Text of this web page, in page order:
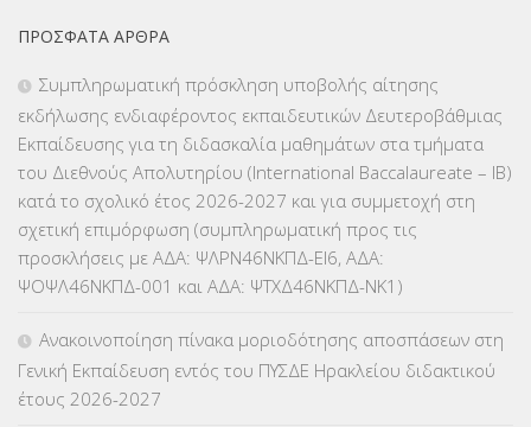
Χωρίς κατηγορία
ΠΡΌΣΦΑΤΑ ΆΡΘΡΑ
Συμπληρωματική πρόσκληση υποβολής αίτησης
εκδήλωσης ενδιαφέροντος εκπαιδευτικών Δευτεροβάθμιας
Εκπαίδευσης για τη διδασκαλία μαθημάτων στα τμήματα
του Διεθνούς Απολυτηρίου (International Baccalaureate – IB)
κατά το σχολικό έτος 2026-2027 και για συμμετοχή στη
σχετική επιμόρφωση (συμπληρωματική προς τις
προσκλήσεις με ΑΔΑ: ΨΛΡΝ46ΝΚΠΔ-ΕΙ6, ΑΔΑ:
ΨΟΨΛ46ΝΚΠΔ-001 και ΑΔΑ: ΨΤΧΔ46ΝΚΠΔ-ΝΚ1)
Ανακοινοποίηση πίνακα μοριοδότησης αποσπάσεων στη
Γενική Εκπαίδευση εντός του ΠΥΣΔΕ Ηρακλείου διδακτικού
έτους 2026-2027